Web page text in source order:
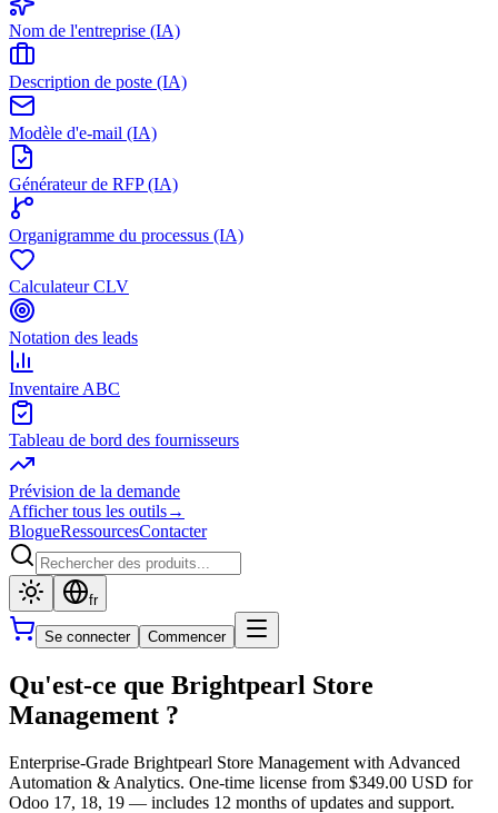
Nom de l'entreprise (IA)
Description de poste (IA)
Modèle d'e-mail (IA)
Générateur de RFP (IA)
Organigramme du processus (IA)
Calculateur CLV
Notation des leads
Inventaire ABC
Tableau de bord des fournisseurs
Prévision de la demande
Afficher tous les outils→
BlogueRessourcesContacter
fr
Se connecter Commencer
Qu'est-ce que Brightpearl Store
Management ?
Enterprise-Grade Brightpearl Store Management with Advanced
Automation & Analytics. One-time license from $349.00 USD for
Odoo 17, 18, 19 — includes 12 months of updates and support.